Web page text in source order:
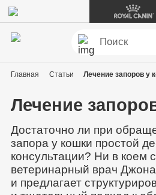
Главная Статьи Лечение запоров у
Лечение
Достаточно ли при
запора у кошки простой
консультации? Ни в коем
ветеринарный врач
и предлагает